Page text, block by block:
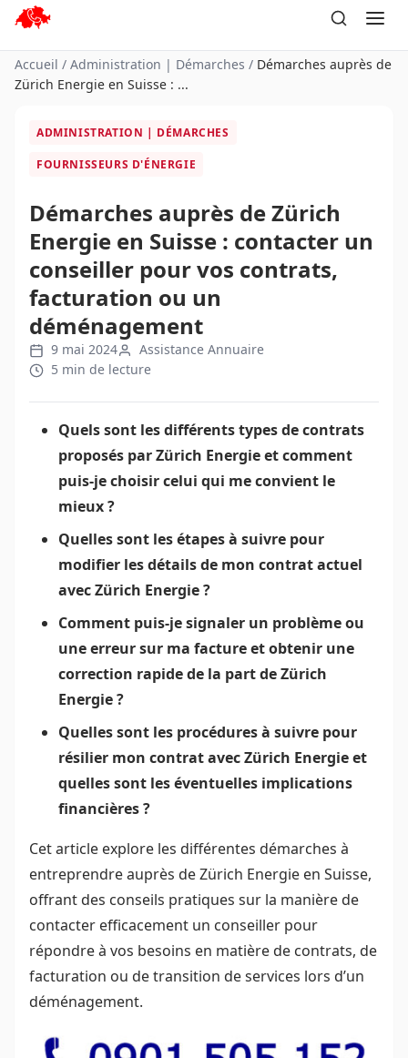
Aller
contenu
Accueil / Administration | Démarches / Démarches auprès de
Zürich Energie en Suisse : ...
ADMINISTRATION | DÉMARCHES
FOURNISSEURS D'ÉNERGIE
Démarches auprès de Zürich
Energie en Suisse : contacter un
conseiller pour vos contrats,
facturation ou un
déménagement
9 mai 2024
Assistance Annuaire
5 min de lecture
Quels sont les différents types de contrats
proposés par Zürich Energie et comment
puis-je choisir celui qui me convient le
mieux ?
Quelles sont les étapes à suivre pour
modifier les détails de mon contrat actuel
avec Zürich Energie ?
Comment puis-je signaler un problème ou
une erreur sur ma facture et obtenir une
correction rapide de la part de Zürich
Energie ?
Quelles sont les procédures à suivre pour
résilier mon contrat avec Zürich Energie et
quelles sont les éventuelles implications
financières ?
Cet article explore les différentes démarches à
entreprendre auprès de Zürich Energie en Suisse,
offrant des conseils pratiques sur la manière de
contacter efficacement un conseiller pour
répondre à vos besoins en matière de contrats, de
facturation ou de transition de services lors d’un
déménagement.